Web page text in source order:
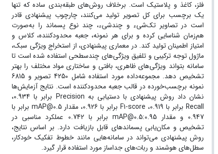
فلز، کاغذ و پلاستیک است. برخلاف روش‌های طبقه‌بندی ساده که تنها
یک برچسب برای کل تصویر تولید می‌کنند، چارچوب پیشنهادی قادر
است در تصاویر تک‌شیء و چندشیء، چند نوع پسماند را به‌صورت
هم‌زمان شناسایی کرده و برای هر نمونه، جعبه محدودکننده، کلاس و
امتیاز اطمینان تولید کند. در معماری پیشنهادی، از استخراج ویژگی سبک،
ماژول توجه ترکیبی و تلفیق ویژگی‌های چندسطحی استفاده شده است تا
سامانه بتواند ویژگی‌های ظاهری، بافتی و ساختاری مواد مختلف را بهتر
تشخیص دهد. مجموعه‌داده مورد استفاده شامل 4250 تصویر و 6815
نمونه برچسب‌خورده در قالب جعبه محدودکننده است. نتایج آزمایش‌ها
نشان داد روش پیشنهادی با دستیابی به Precision برابر با 0.934،
Recall برابر با 0.919، F1-score برابر با 0.926، مقدار mAP@0.5 برابر با
0.947 و مقدار mAP@0.5:0.95 برابر با 0.742 عملکرد مناسبی در
تشخیص و مکان‌یابی پسماندهای قابل بازیافت دارد. بر اساس نتایج،
روش پیشنهادی می‌تواند در سامانه‌هایی مانند خطوط تفکیک خودکار،
سطل‌های هوشمند و ربات‌های جداساز مورد استفاده قرار گیرد.